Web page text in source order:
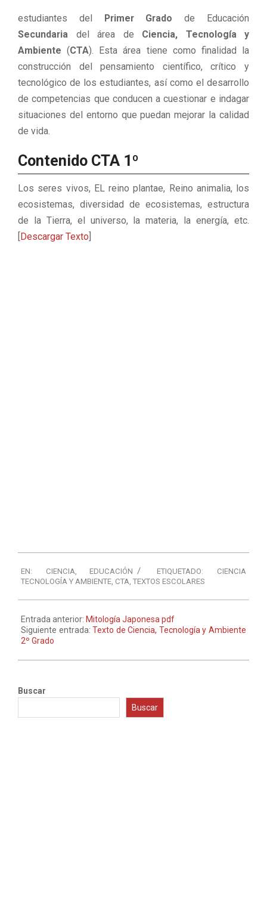
estudiantes del Primer Grado de Educación
Secundaria del área de Ciencia, Tecnología y
Ambiente (CTA). Esta área tiene como finalidad la
construcción del pensamiento científico, crítico y
tecnológico de los estudiantes, así como el desarrollo
de competencias que conducen a cuestionar e indagar
situaciones del entorno que puedan mejorar la calidad
de vida.
Contenido CTA 1º
Los seres vivos, EL reino plantae, Reino animalia, los
ecosistemas, diversidad de ecosistemas, estructura
de la Tierra, el universo, la materia, la energía, etc.
[Descargar Texto]
EN: CIENCIA, EDUCACIÓN ETIQUETADO:
CIENCIA
TECNOLOGÍA Y AMBIENTE, CTA, TEXTOS ESCOLARES
Entrada anterior: Mitología Japonesa pdf
Siguiente entrada:Texto de Ciencia, Tecnología y Ambiente
2º Grado
Buscar
Buscar